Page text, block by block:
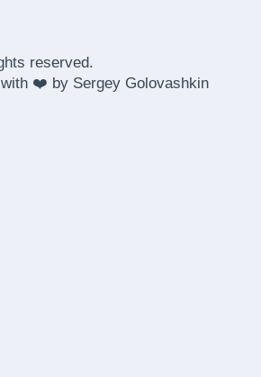
reserved.
with ❤️ by Sergey Golovashkin